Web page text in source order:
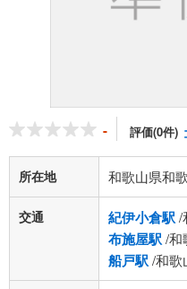
- 評価(0件)
所在地 和歌山県和
交通 紀伊小倉駅/
布施屋駅/
船戸駅/和